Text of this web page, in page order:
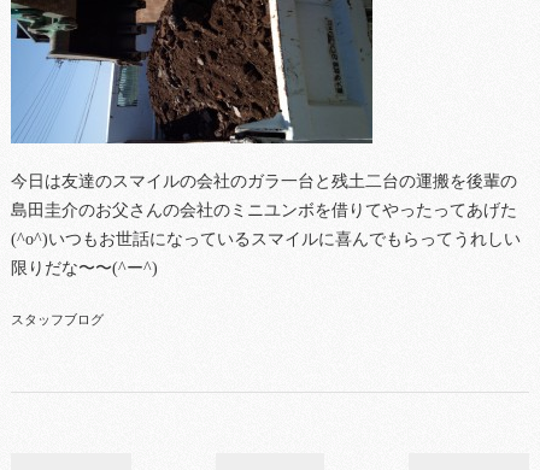
今日は友達のスマイルの会社のガラ一台と残土二台の運搬を後輩の
島田圭介のお父さんの会社のミニユンボを借りてやったってあげた
(^o^)いつもお世話になっているスマイルに喜んでもらってうれしい
限りだな〜〜(^ー^)
スタッフブログ